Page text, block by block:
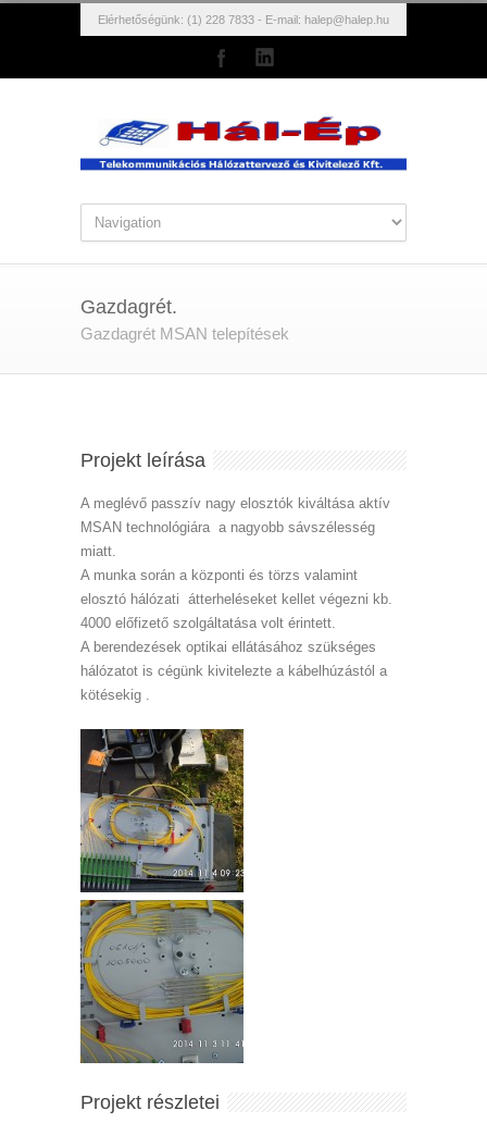
Elérhetőségünk: (1) 228 7833 - E-mail: halep@halep.hu
Gazdagrét.
Gazdagrét MSAN telepítések
Projekt leírása
A meglévő passzív nagy elosztók kiváltása aktív
MSAN technológiára a nagyobb sávszélesség
miatt.
A munka során a központi és törzs valamint
elosztó hálózati átterheléseket kellet végezni kb.
4000 előfizető szolgáltatása volt érintett.
A berendezések optikai ellátásához szükséges
hálózatot is cégünk kivitelezte a kábelhúzástól a
kötésekig .
Projekt részletei